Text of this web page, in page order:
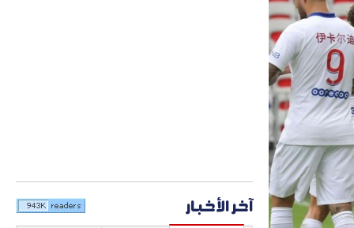
آخر الأخبار